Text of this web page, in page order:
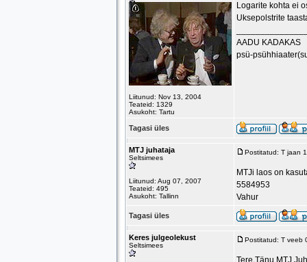
Liitunud: Nov 13, 2004
Teateid: 1329
Asukoht: Tartu
Logarite kohta ei
Uksepolstrite
AADU KADAKAS
psü-
Tagasi üles
MTJ juhataja
Seltsimees
Liitunud: Aug 07, 2007
Teateid: 495
Asukoht: Tallinn
Postitatud: T jaan
MTJi laos on
5584953
Vahur
Tagasi üles
Keres julgeolekust
Seltsimees
Postitatud: T veeb
Tere.Tänu MTJ